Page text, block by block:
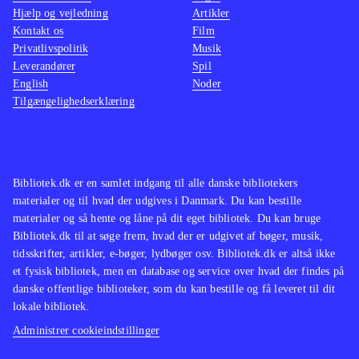
Bibliotek.dk er en samlet indgang til alle danske bibliotekers
materialer og til hvad der udgives i Danmark. Du kan bestille
materialer og så hente og låne på dit eget bibliotek. Du kan bruge
Bibliotek.dk til at søge frem, hvad der er udgivet af bøger, musik,
tidsskrifter, artikler, e-bøger, lydbøger osv. Bibliotek.dk er altså ikke
et fysisk bibliotek, men en database og service over hvad der findes på
danske offentlige biblioteker, som du kan bestille og få leveret til dit
lokale bibliotek.
Administrer cookieindstillinger
Hjælp og vejledning
Kontakt os
Privatlivspolitik
Leverandører
English
Tilgængelighedserklæring
Artikler
Film
Musik
Spil
Noder